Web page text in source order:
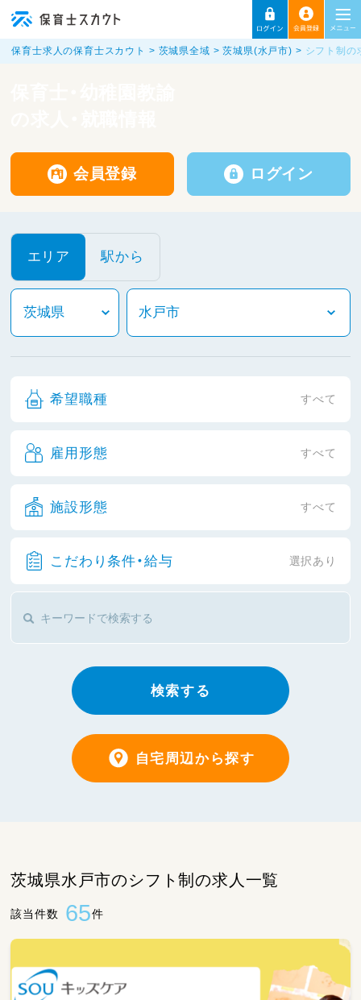
保育士求人の保育士スカウト 茨城県全域 茨城県(水戸市) シフト制の
会員登録 ログイン
エリア 駅から
希望職種 すべて
雇用形態 すべて
施設形態 すべて
こだわり条件・給与 選択あり
検索する
自宅周辺から探す
茨城県水戸市のシフト制の求人一覧
該当件数 65件